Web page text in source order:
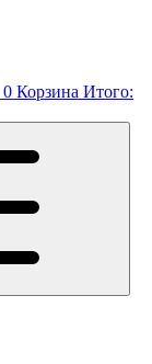
0 Корзина Итого: